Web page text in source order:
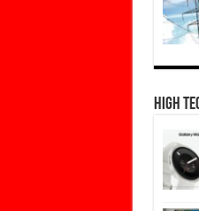
High